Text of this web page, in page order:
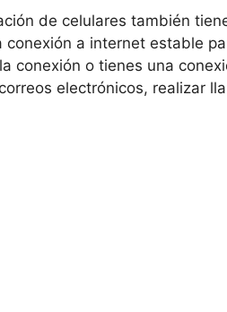
de celulares también
conexión a internet estable
conexión o tienes una
electrónicos, realizar